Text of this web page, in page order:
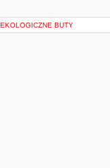
BUTY